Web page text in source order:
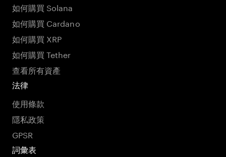
如何購買 Solana
如何購買 Cardano
如何購買 XRP
如何購買 Tether
查看所有資產
法律
使用條款
隱私政策
GPSR
詞彙表